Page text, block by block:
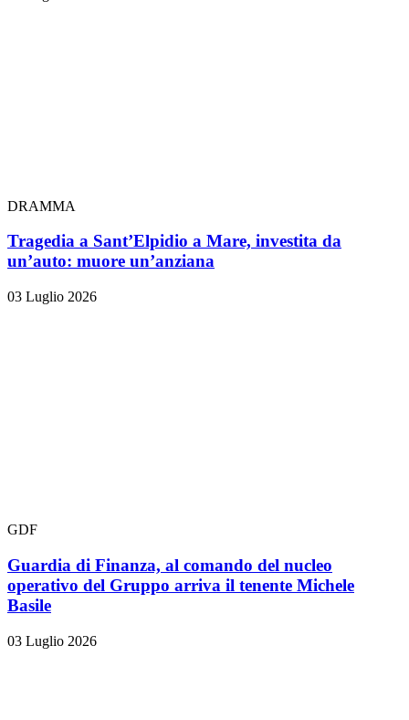
DRAMMA
Tragedia a Sant’Elpidio a Mare, investita da
un’auto: muore un’anziana
03 Luglio 2026
GDF
Guardia di Finanza, al comando del nucleo
operativo del Gruppo arriva il tenente Michele
Basile
03 Luglio 2026